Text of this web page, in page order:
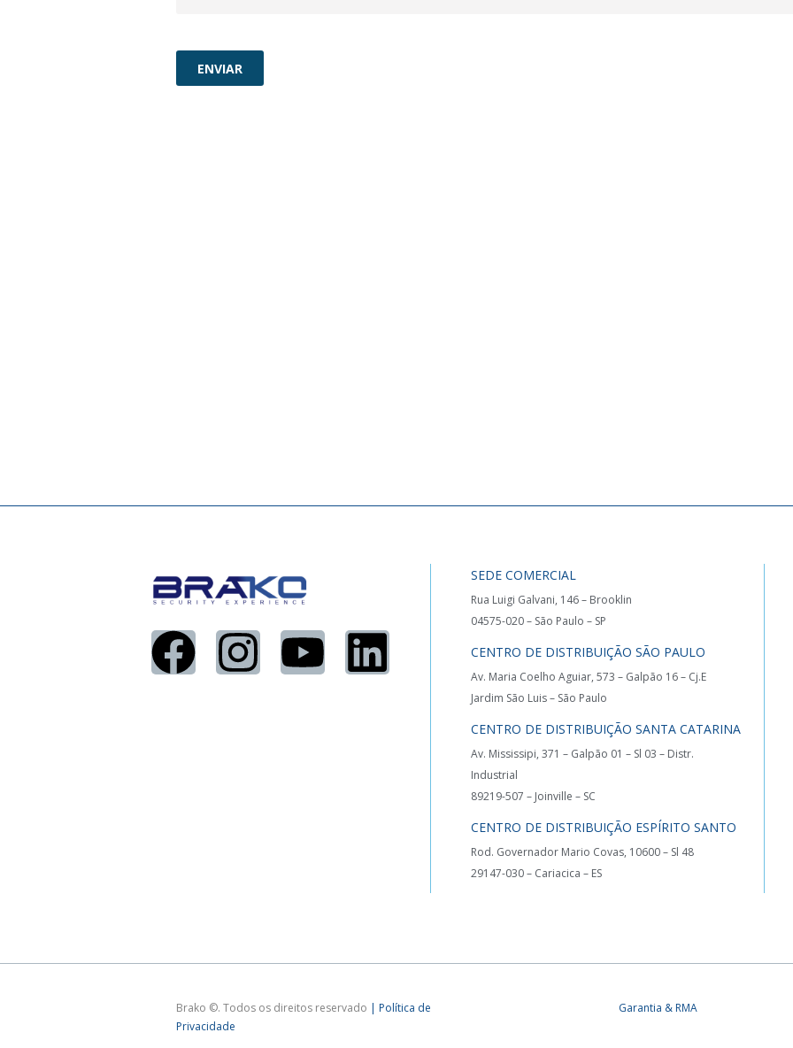
ENVIAR
SEDE COMERCIAL
Rua Luigi Galvani, 146 – Brooklin
04575-020 – São Paulo – SP
CENTRO DE DISTRIBUIÇÃO SÃO PAULO
Av. Maria Coelho Aguiar, 573 – Galpão 16 – Cj.E
Jardim São Luis – São Paulo
CENTRO DE DISTRIBUIÇÃO SANTA CATARINA
Av. Mississipi, 371 – Galpão 01 – Sl 03 – Distr.
Industrial
89219-507 – Joinville – SC
CENTRO DE DISTRIBUIÇÃO ESPÍRITO SANTO
Rod. Governador Mario Covas, 10600 – Sl 48
29147-030 – Cariacica – ES
Brako ©. Todos os direitos reservado | Política de
Privacidade
Garantia & RMA